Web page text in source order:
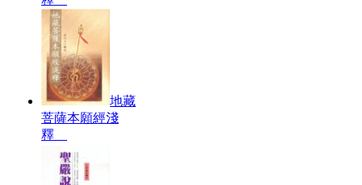
地藏
菩薩本願經淺
釋